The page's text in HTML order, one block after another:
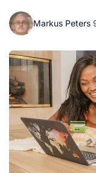
Markus Peters·